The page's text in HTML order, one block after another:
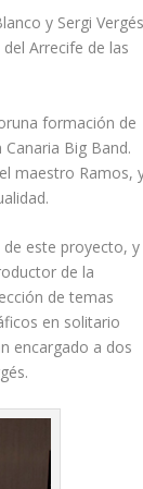
y Sergi
Arrecife de las
formación de
Big Band.
maestro Ramos,
de este proyecto, y
de la
de temas
en solitario
encargado a dos